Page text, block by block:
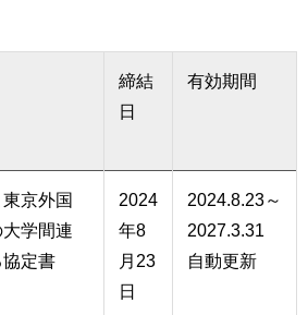
締結
日
有効期間
京外国
学間連
定書
2024
年8
月23
日
2024.8.23～
2027.3.31
自動更新